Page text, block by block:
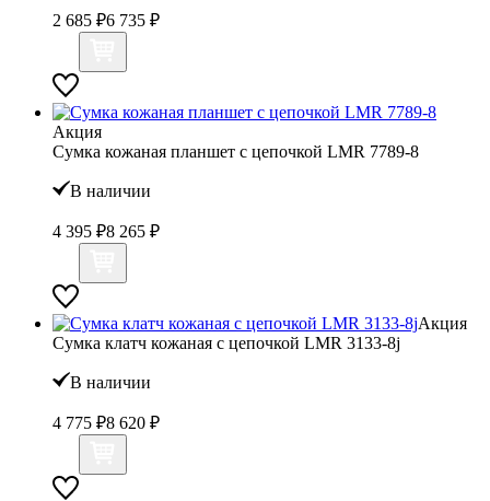
2 685 ₽6 735 ₽
Акция
Сумка кожаная планшет с цепочкой LMR 7789-8
В наличии
4 395 ₽8 265 ₽
Акция
Сумка клатч кожаная с цепочкой LMR 3133-8j
В наличии
4 775 ₽8 620 ₽